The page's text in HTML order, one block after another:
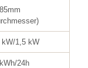
kW/1,5 kW
24h